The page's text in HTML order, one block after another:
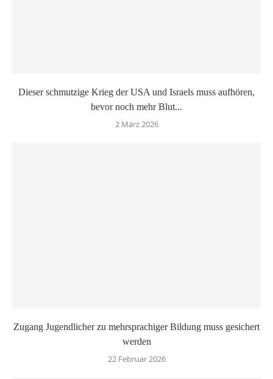
Dieser schmutzige Krieg der USA und Israels muss aufhören,
bevor noch mehr Blut...
2 März 2026
Zugang Jugendlicher zu mehrsprachiger Bildung muss gesichert
werden
22 Februar 2026